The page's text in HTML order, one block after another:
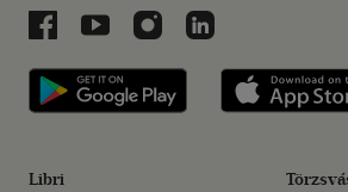
Libri a Facebookon
Libri a Youtube-on
Libri az Instagramon
Libri a
Libri applikáció
Libri